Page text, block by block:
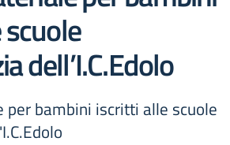
dell’I.C.Edolo
per bambini iscritti alle scuole